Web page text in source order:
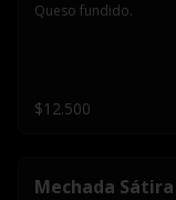
Queso fundido.
$12.500
Mechada Sátira